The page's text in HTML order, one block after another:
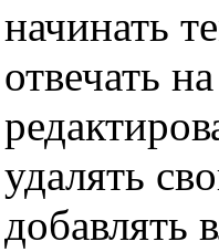
начинать
отвечать
удалять
добавлять